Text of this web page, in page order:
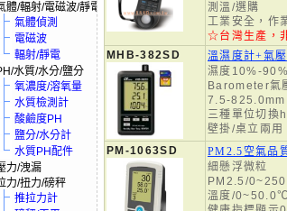
體/輻射/電磁波/靜電
氣體偵測
電磁波
輻射/靜電
水質/水分/鹽分
氧濃度/溶氧量
水質檢測計
酸鹼度PH
鹽分/水分計
水質PH配件
力/洩漏
力/扭力/磅秤
推拉力計
測溫/選購
工業安全，作
☆台灣生產，
MHB-382SD
溫濕度計+氣
濕度10%-
Barometer氣
7.5-
三種單位切換
壁掛/桌立兩用
PM-1063SD
PM2.5空氣品
細懸浮微粒
PM2.5/
溫度/